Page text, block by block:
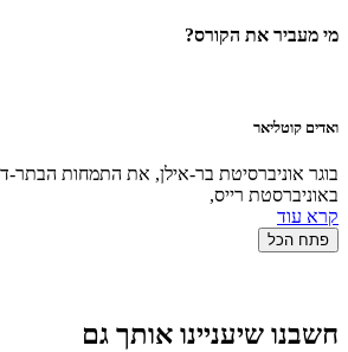
מי מעביר את הקורס?
ואדים קוטליאר
בוגר אוניברסיטת בר-אילן, את התמחות
באוניברסטת רייס,
קרא עוד
פתח הכל
חשבנו שיעניינו אותך גם